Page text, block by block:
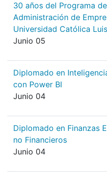
30 años del Programa de
Administración de
Universidad Católica
Junio 05
Diplomado en
con Power BI
Junio 04
Diplomado en Finanzas
no Financieros
Junio 04